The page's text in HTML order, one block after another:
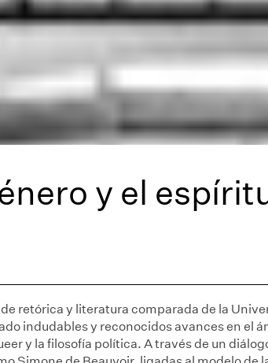
y el
retórica y literatura comparada de la
indudables y reconocidos avances en el
y la filosofía política. A través de un